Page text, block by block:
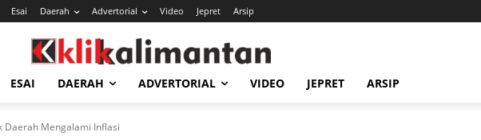
Esai Daerah Advertorial Video Jepret Arsip
ESAI DAERAH ADVERTORIAL VIDEO JEPRET ARSIP
Daerah Mengalami Inflasi